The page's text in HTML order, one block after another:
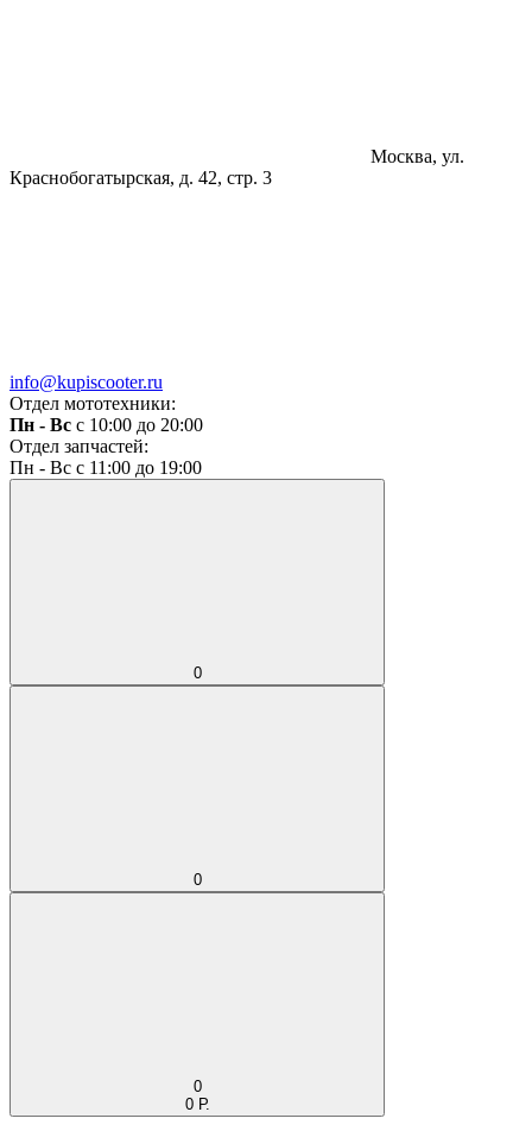
Москва, ул.
Краснобогатырская, д. 42, стр. 3
info@kupiscooter.ru
Отдел мототехники:
Пн - Вс с 10:00 до 20:00
Отдел запчастей:
Пн - Вс с 11:00 до 19:00
0
0
0
0 Р.